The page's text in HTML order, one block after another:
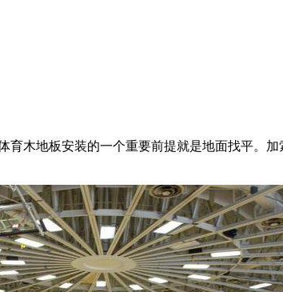
地板安装的一个重要前提就是地面找平。